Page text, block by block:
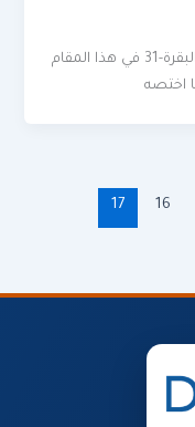
قال تعالى: ” وعلم ءادم الأسماء كلها..” البقرة-31 في هذا المقام
اختصه
16
17